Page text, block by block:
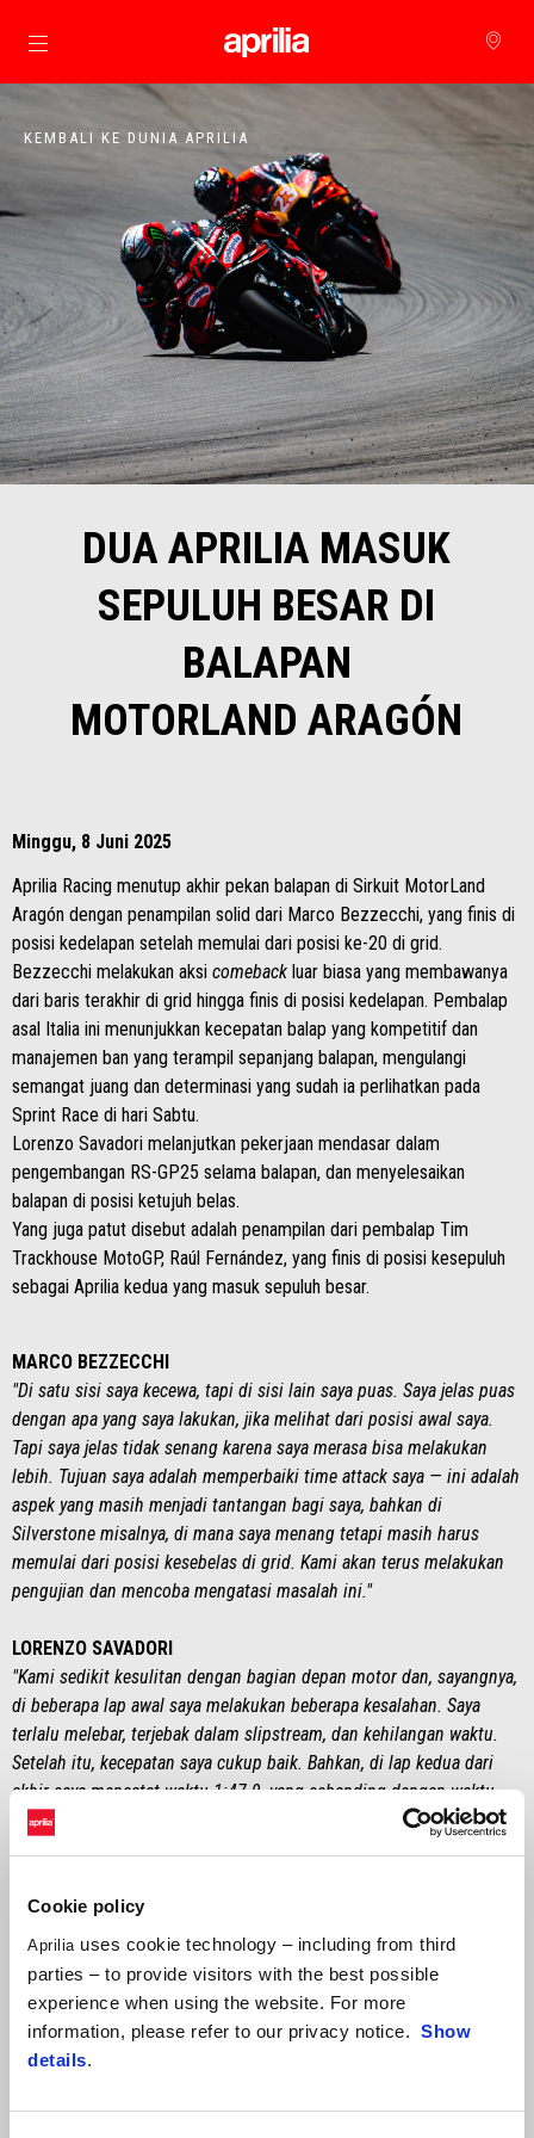
Cookie policy
Aprilia uses cookie technology – including from third
parties – to provide visitors with the best possible
experience when using the website. For more
information, please refer to our privacy notice. Show
details.
Buka konten utama
KEMBALI KE DUNIA APRILIA
DUA APRILIA MASUK
SEPULUH BESAR DI
BALAPAN
MOTORLAND ARAGÓN
Minggu, 8 Juni 2025
Aprilia Racing menutup akhir pekan balapan di Sirkuit MotorLand
Aragón dengan penampilan solid dari Marco Bezzecchi, yang finis di
posisi kedelapan setelah memulai dari posisi ke-20 di grid.
Bezzecchi melakukan aksi comeback luar biasa yang membawanya
dari baris terakhir di grid hingga finis di posisi kedelapan. Pembalap
asal Italia ini menunjukkan kecepatan balap yang kompetitif dan
manajemen ban yang terampil sepanjang balapan, mengulangi
semangat juang dan determinasi yang sudah ia perlihatkan pada
Sprint Race di hari Sabtu.
Lorenzo Savadori melanjutkan pekerjaan mendasar dalam
pengembangan RS-GP25 selama balapan, dan menyelesaikan
balapan di posisi ketujuh belas.
Yang juga patut disebut adalah penampilan dari pembalap Tim
Trackhouse MotoGP, Raúl Fernández, yang finis di posisi kesepuluh
sebagai Aprilia kedua yang masuk sepuluh besar.
MARCO BEZZECCHI
"Di satu sisi saya kecewa, tapi di sisi lain saya puas. Saya jelas puas
dengan apa yang saya lakukan, jika melihat dari posisi awal saya.
Tapi saya jelas tidak senang karena saya merasa bisa melakukan
lebih. Tujuan saya adalah memperbaiki time attack saya — ini adalah
aspek yang masih menjadi tantangan bagi saya, bahkan di
Silverstone misalnya, di mana saya menang tetapi masih harus
memulai dari posisi kesebelas di grid. Kami akan terus melakukan
pengujian dan mencoba mengatasi masalah ini."
LORENZO SAVADORI
"Kami sedikit kesulitan dengan bagian depan motor dan, sayangnya,
di beberapa lap awal saya melakukan beberapa kesalahan. Saya
terlalu melebar, terjebak dalam slipstream, dan kehilangan waktu.
Setelah itu, kecepatan saya cukup baik. Bahkan, di lap kedua dari
akhir saya mencatat waktu 1:47.9, yang sebanding dengan waktu
pembalap di sekitar posisi kesepuluh. Kami perlu menyempurnakan
Akan ada sesi tes penting pada hari Senin dan kami punya jadwal
pengujian yang padat."
MASSIMO RIVOLA
"Kita sekali lagi harus bicara soal balapan comeback, kali ini dari
baris terakhir. Marco membuat kita terbiasa dengan ini, baik di hari
— ini tentu hal yang positif. Selamat untuk determinasi luar biasa